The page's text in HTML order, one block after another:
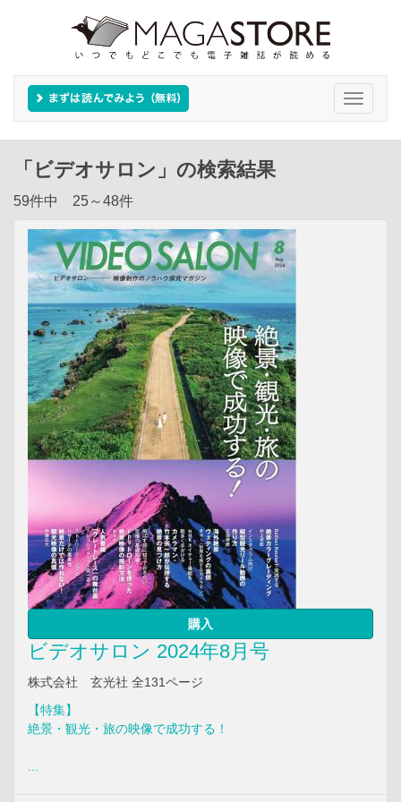
Toggle
「ビデオサロン」の検索結果
59件中 25～48件
購入
ビデオサロン 2024年8月号
株式会社 玄光社 全131ページ
【特集】
絶景・観光・旅の映像で成功する！